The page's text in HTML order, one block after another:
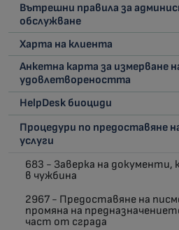
Вътрешни правила за
обслужване
Харта на клиента
Анкетна карта за измерване
удовлетвореността
HelpDesk биоциди
Процедури по предоставяне
услуги
683 - Заверка на
в чужбина
2967 - Предоставяне на
промяна на
част от сграда